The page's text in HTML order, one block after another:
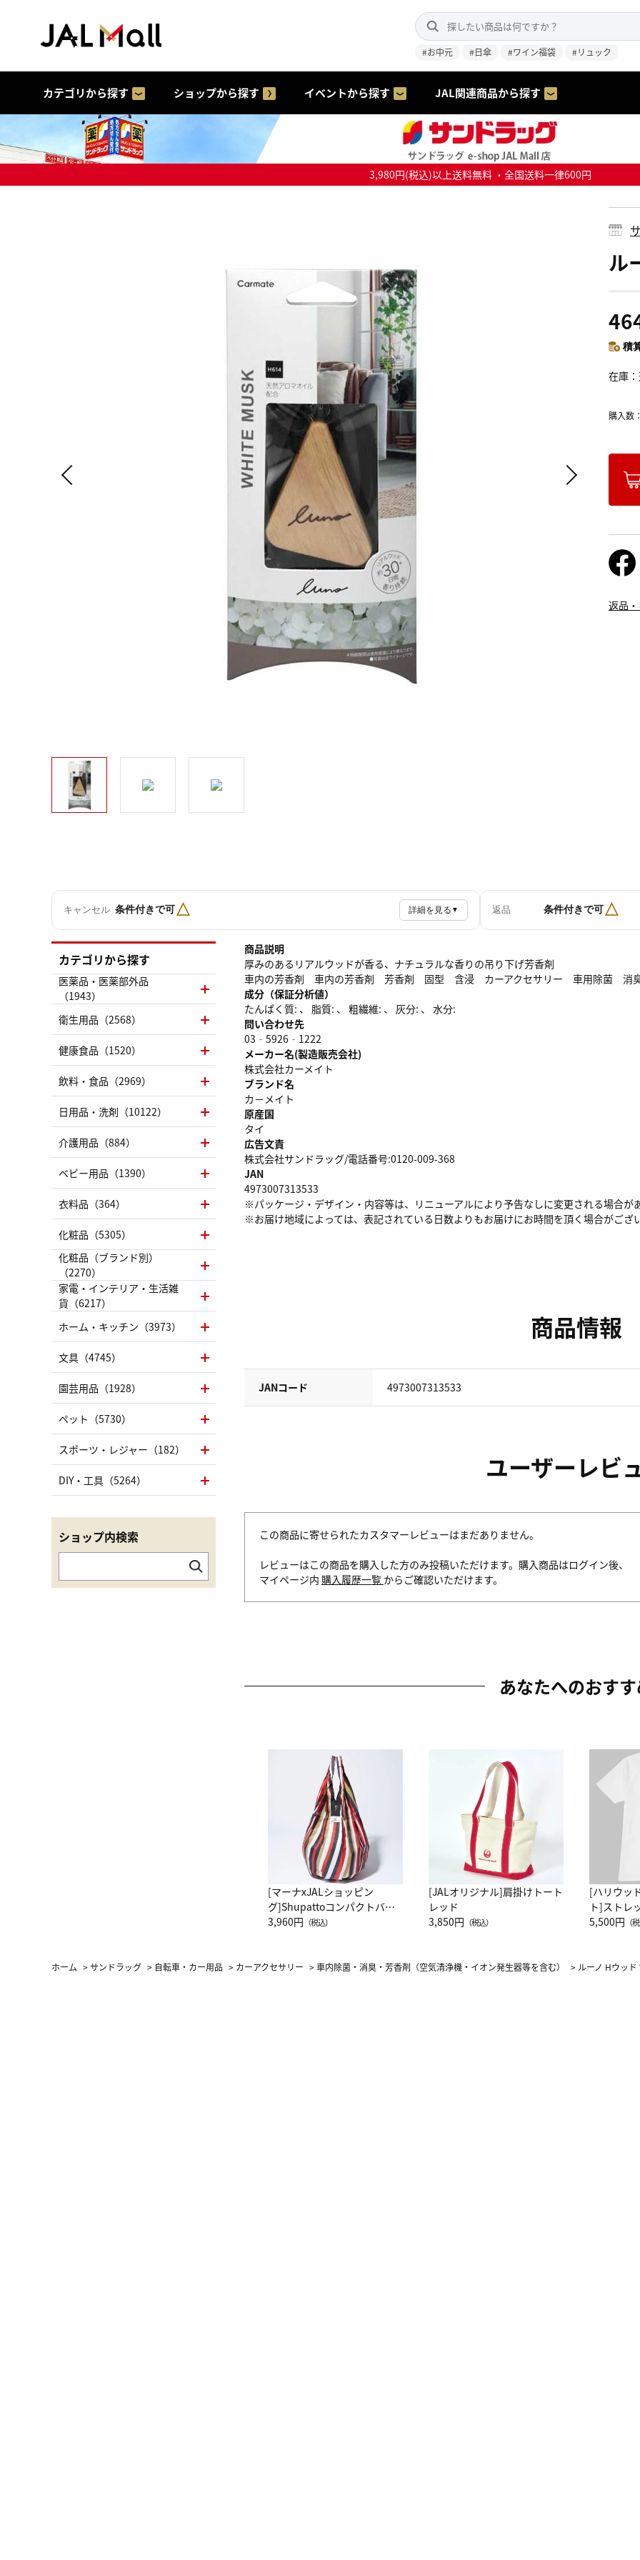
#お中元 #日傘 #ワイン福袋 #リュック
カテゴリから探す ショップから探す イベントから探す JAL関連商品から探す
3,980円(税込)以上送料無料 ・全国送料一律600円
ル
積
在庫
購入数
返品
キャンセル 条件付きで可△ 詳細を見る ▼ 返品 条件付きで可△
商品説明
厚みのあるリアルウッドが香る、ナチュラルな香りの吊り下げ芳香剤
車内の芳香剤 車内の芳香剤 芳香剤 固型 含浸 カーアクセサリー 車用除菌
成分（保証分析値）
たんぱく質: 、 脂質: 、 粗繊維: 、 灰分: 、 水分:
問い合わせ先
03‐5926‐1222
メーカー名(製造販売会社)
株式会社カーメイト
ブランド名
カ－メイト
原産国
タイ
広告文責
株式会社サンドラッグ/電話番号:0120-009-368
JAN
4973007313533
※パッケージ・デザイン・内容等は、リニューアルにより予告なしに変更される場合が
※お届け地域によっては、表記されている日数よりもお届けにお時間を頂く場合がござ
商品情報
JANコード 4973007313533
ユーザーレビ
この商品に寄せられたカスタマーレビューはまだありません。
レビューはこの商品を購入した方のみ投稿いただけます。購入商品はログイン後、
マイページ内 購入履歴一覧 からご確認いただけます。
あなたへのおす
[マーナxJALショッピン
グ]Shupattoコンパクトバッ
グ Drop JAL客室乗務員
3,960円 （税込）
[JALオリジナル]肩掛けトート
レッド
3,850円 （税込）
[ハリウッ
ト]ストレ
ーネック
5,500円 （
カテゴリから探す
医薬品・医薬部外品
（1943）
衛生用品（2568）
健康食品（1520）
飲料・食品（2969）
日用品・洗剤（10122）
介護用品（884）
ベビー用品（1390）
衣料品（364）
化粧品（5305）
化粧品（ブランド別）
（2270）
家電・インテリア・生活雑
貨（6217）
ホーム・キッチン（3973）
文具（4745）
園芸用品（1928）
ペット（5730）
スポーツ・レジャー（182）
DIY・工具（5264）
ショップ内検索
ホーム >サンドラッグ > 自転車・カー用品 > カーアクセサリー >車内除菌・消臭・芳香剤（空気清浄機・イオン発生器等を含む） > ルーノ Hウッド